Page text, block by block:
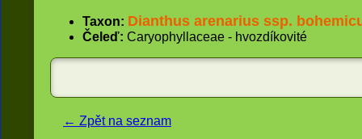
Taxon: Dianthus arenarius ssp.
Čeleď: Caryophyllaceae - hvozdíkovité
← Zpět na seznam